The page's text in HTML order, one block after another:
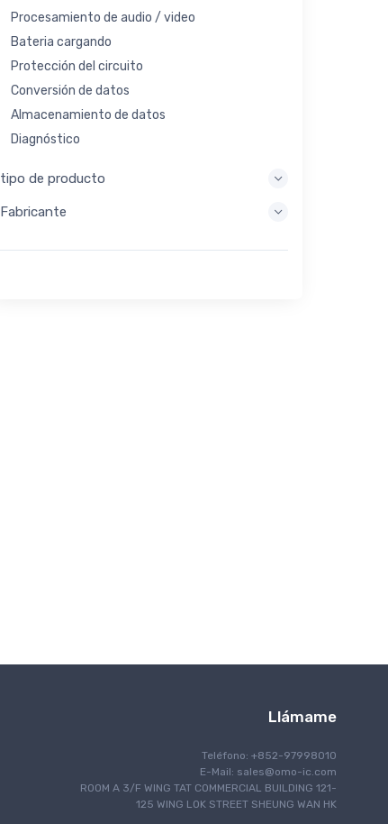
Procesamiento de audio / video
Bateria cargando
Protección del circuito
Conversión de datos
Almacenamiento de datos
Diagnóstico
Procesamiento integrado
Recolección de energía
Gestión de temporización y reloj
tipo de producto
Fabricante
Llámame
Teléfono: +852-97998010
E-Mail: sales@omo-ic.com
ROOM A 3/F WING TAT COMMERCIAL BUILDING 121-
125 WING LOK STREET SHEUNG WAN HK